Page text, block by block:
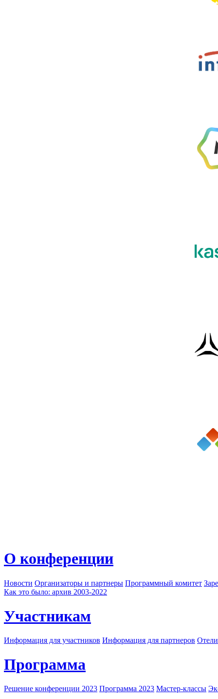
О конференции
Новости Организаторы и партнеры Программный комитет
Как это было: архив 2003-2022
Участникам
Информация для участников Информация для партнеров
Программа
Решение конференции 2023 Программа 2023 Мастер-классы